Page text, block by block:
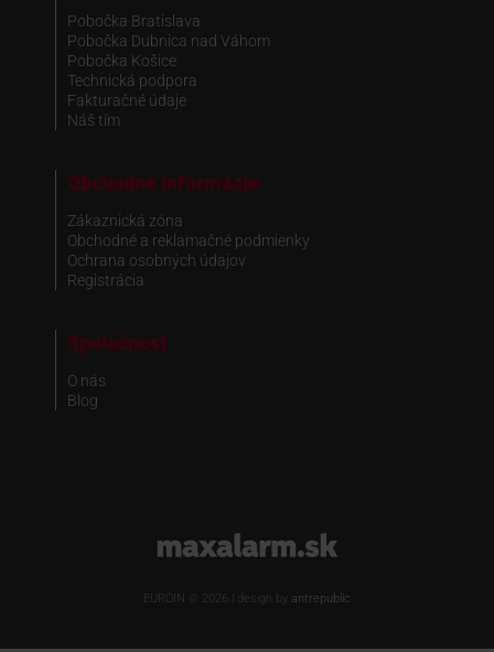
Pobočka Bratislava
Pobočka Dubnica nad Váhom
Pobočka Košice
Technická podpora
Fakturačné údaje
Náš tím
Obchodné informácie
Zákaznická zóna
Obchodné a reklamačné podmienky
Ochrana osobných údajov
Registrácia
Spoločnosť
O nás
Blog
www.maxalarm.sk
EUROIN © 2026 | design by antrepublic